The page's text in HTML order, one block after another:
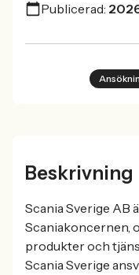
Publicerad:
Beskrivning
Scania Sverige AB
Scaniakoncernen,
produkter och
Scania Sverige